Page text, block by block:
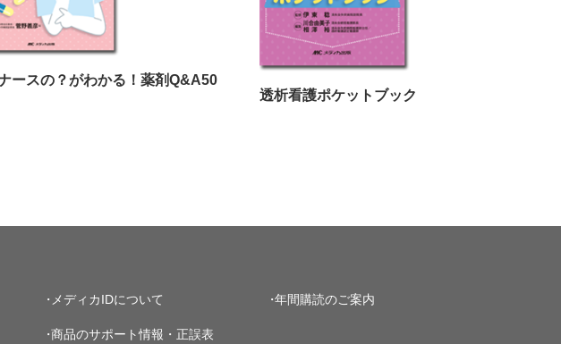
ースの？がわかる！薬剤Q&A50
透析看護ポケットブック
メディカIDについて 年間購読のご案内
商品のサポート情報・正誤表